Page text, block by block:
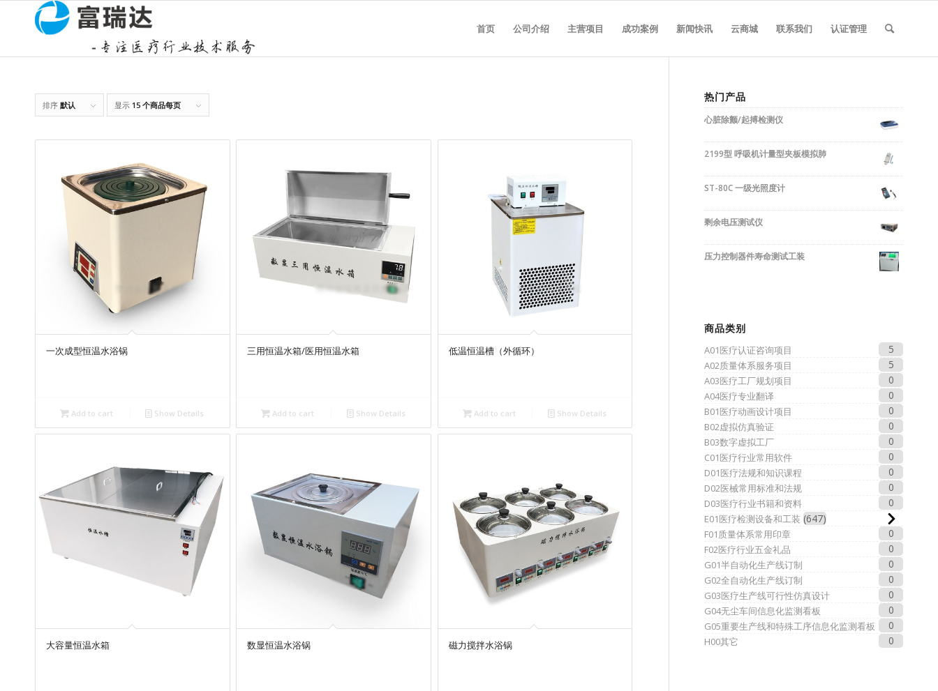
首页 公司介绍 主营项目 成功案例 新闻快讯 云商城 联系我们 认证管理
排序 默认 显示 15 个商品每页
一次成型恒温水浴锅
Add to cart Show Details
三用恒温水箱/医用恒温水箱
Add to cart Show Details
低温恒温槽（外循环）
Add to cart Show Details
大容量恒温水箱 数显恒温水浴锅 磁力搅拌水浴锅
热门产品
心脏除颤/起搏检测仪
2199型 呼吸机计量型夹板模拟肺
ST-80C 一级光照度计
剩余电压测试仪
压力控制器件寿命测试工装
商品类别
A01医疗认证咨询项目 5
A02质量体系服务项目 5
A03医疗工厂规划项目 0
A04医疗专业翻译 0
B01医疗动画设计项目 0
B02虚拟仿真验证 0
B03数字虚拟工厂 0
C01医疗行业常用软件 0
D01医疗法规和知识课程 0
D02医械常用标准和法规 0
D03医疗行业书籍和资料 0
E01医疗检测设备和工装 647
F01质量体系常用印章 0
F02医疗行业五金礼品 0
G01半自动化生产线订制 0
G02全自动化生产线订制 0
G03医疗生产线可行性仿真设计 0
G04无尘车间信息化监测看板 0
G05重要生产线和特殊工序信息化监测看板 0
H00其它 0